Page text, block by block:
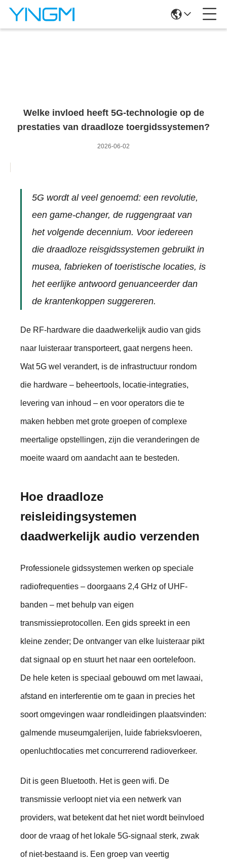
Welke invloed heeft 5G-technologie op de
prestaties van draadloze toergidssystemen?
2026-06-02
5G wordt al veel genoemd: een revolutie,
een game-changer, de ruggengraat van
het volgende decennium. Voor iedereen
die draadloze reisgidssystemen gebruikt in
musea, fabrieken of toeristische locaties, is
het eerlijke antwoord genuanceerder dan
de krantenkoppen suggereren.
De RF-hardware die daadwerkelijk audio van gids
naar luisteraar transporteert, gaat nergens heen.
Wat 5G wel verandert, is de infrastructuur rondom
die hardware – beheertools, locatie-integraties,
levering van inhoud – en voor operators die te
maken hebben met grote groepen of complexe
meertalige opstellingen, zijn die veranderingen de
moeite waard om aandacht aan te besteden.
Hoe draadloze
reisleidingsystemen
daadwerkelijk audio verzenden
Professionele gidssystemen werken op speciale
radiofrequenties – doorgaans 2,4 GHz of UHF-
banden – met behulp van eigen
transmissieprotocollen. Een gids spreekt in een
kleine zender; De ontvanger van elke luisteraar pikt
dat signaal op en stuurt het naar een oortelefoon.
De hele keten is speciaal gebouwd om met lawaai,
afstand en interferentie om te gaan in precies het
soort omgevingen waar rondleidingen plaatsvinden:
galmende museumgalerijen, luide fabrieksvloeren,
openluchtlocaties met concurrerend radioverkeer.
Dit is geen Bluetooth. Het is geen wifi. De
transmissie verloopt niet via een netwerk van
providers, wat betekent dat het niet wordt beïnvloed
door de vraag of het lokale 5G-signaal sterk, zwak
of niet-bestaand is. Een groep van veertig